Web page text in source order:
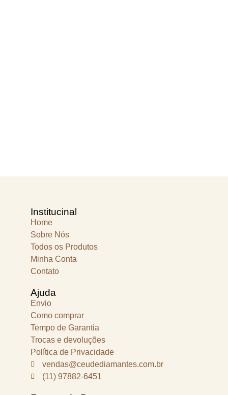
Institucinal
Home
Sobre Nós
Todos os Produtos
Minha Conta
Contato
Ajuda
Envio
Como comprar
Tempo de Garantia
Trocas e devoluções
Política de Privacidade
vendas@ceudediamantes.com.br
(11) 97882-6451